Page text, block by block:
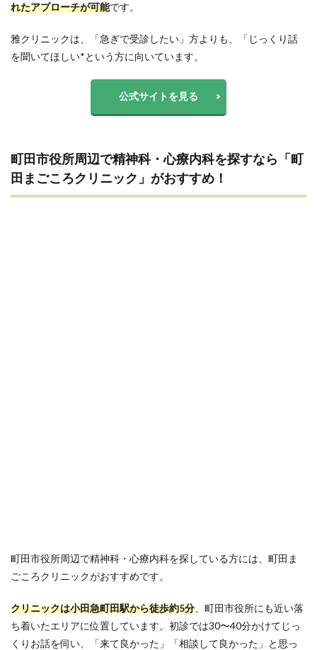
れたアプローチが可能です。
雅クリニックは、「急ぎで受診したい」方よりも、「じっくり話
を聞いてほしい*という方に向いています。
公式サイトを見る
町田市役所周辺で精神科・心療内科を探すなら「町
田まごころクリニック」がおすすめ！
町田市役所周辺で精神科・心療内科を探している方には、町田ま
ごころクリニックがおすすめです。
クリニックは小田急町田駅から徒歩約5分 、町田市役所にも近い落
ち着いたエリアに位置しています。初診では30〜40分かけてじっ
くりお話を伺い、「来て良かった」「相談して良かった」と思っ